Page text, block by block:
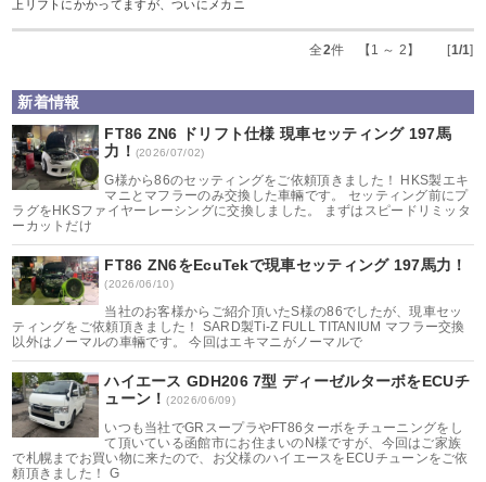
上リフトにかかってますが、ついにメカニ
全2件 【1 ～ 2】 [1/1]
新着情報
FT86 ZN6 ドリフト仕様 現車セッティング 197馬
力！ (2026/07/02)
G様から86のセッティングをご依頼頂きました！ HKS製エキ
マニとマフラーのみ交換した車輛です。 セッティング前にプ
ラグをHKSファイヤーレーシングに交換しました。 まずはスピードリミッタ
ーカットだけ
FT86 ZN6をEcuTekで現車セッティング 197馬力！
(2026/06/10)
当社のお客様からご紹介頂いたS様の86でしたが、現車セッ
ティングをご依頼頂きました！ SARD製Ti-Z FULL TITANIUM マフラー交換
以外はノーマルの車輛です。 今回はエキマニがノーマルで
ハイエース GDH206 7型 ディーゼルターボをECUチ
ューン！(2026/06/09)
いつも当社でGRスープラやFT86ターボをチューニングをし
て頂いている函館市にお住まいのN様ですが、今回はご家族
で札幌までお買い物に来たので、お父様のハイエースをECUチューンをご依
頼頂きました！ G